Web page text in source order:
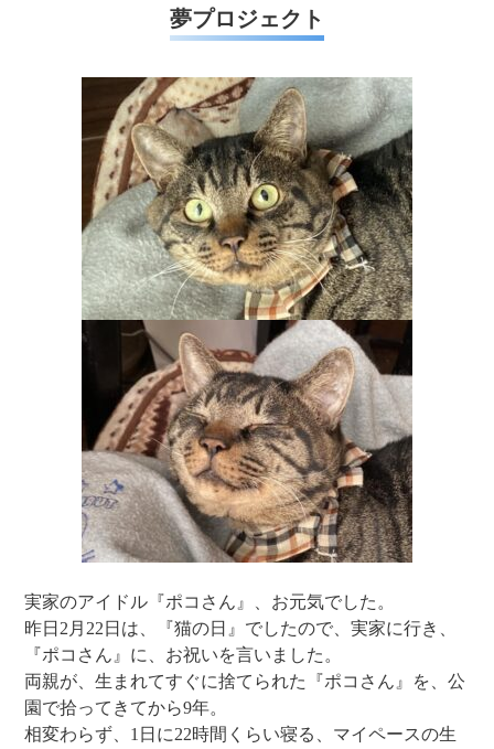
夢プロジェクト
実家のアイドル『ポコさん』、お元気でした。
昨日2月22日は、『猫の日』でしたので、実家に行き、
『ポコさん』に、お祝いを言いました。
両親が、生まれてすぐに捨てられた『ポコさん』を、公
園で拾ってきてから9年。
相変わらず、1日に22時間くらい寝る、マイペースの生